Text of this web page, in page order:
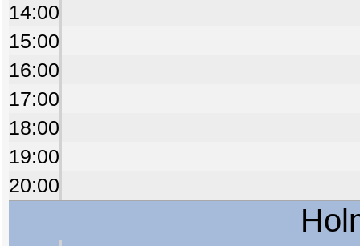
14:00
15:00
16:00
17:00
18:00
19:00
20:00